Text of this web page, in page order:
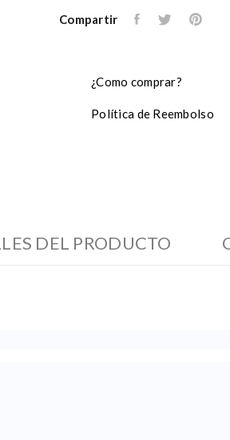
Compartir
¿Como comprar?
Política de Reembolso
DEL PRODUCTO